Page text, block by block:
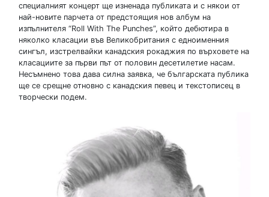
специалният концерт ще изненада публиката и с някои от
най-новите парчета от предстоящия нов албум на
изпълнителя “Roll With The Punches”, който дебютира в
няколко класации във Великобритания с едноименния
сингъл, изстрелвайки канадския рокаджия по върховете на
класациите за първи път от половин десетилетие насам.
Несъмнено това дава силна заявка, че българската публика
ще се срещне отновно с канадския певец и текстописец в
творчески подем.